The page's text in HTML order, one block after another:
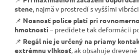
stene , najmä v prostredí s vyššími
📌 Nosnosť police platí pri
hmotnosti – predídete tak deformácii
📌 Regál nie je určený na priamy
extrémnu vlhkosť , ak obsahuje drevené